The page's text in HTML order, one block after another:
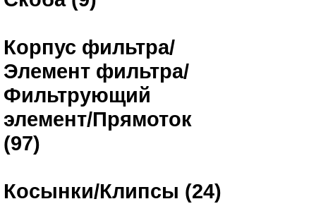
Корпус фильтра/
Элемент фильтра/
Фильтрующий
элемент/Прямоток
(97)
Косынки/Клипсы (24)